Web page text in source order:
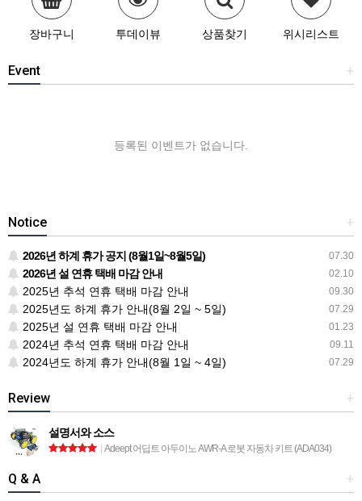
장바구니 투데이뷰 상품찾기 위시리스트
+
Event
등록된 이벤트가 없습니다.
+
Notice
07.30
2026년 하계 휴가 공지 (8월1일~8월5일)
02.10
2026년 설 연휴 택배 마감 안내
09.30
2025년 추석 연휴 택배 마감 안내
07.29
2025년도 하계 휴가 안내(8월 2일 ~ 5일)
01.23
2025년 설 연휴 택배 마감 안내
09.11
2024년 추석 연휴 택배 마감 안내
07.29
2024년도 하계 휴가 안내(8월 1일 ~ 4일)
+
Review
설명서와 소스
Adeept 어딥트 아두이노 AWR-A 로봇 자동차 키트 (ADA034)
+
Q & A